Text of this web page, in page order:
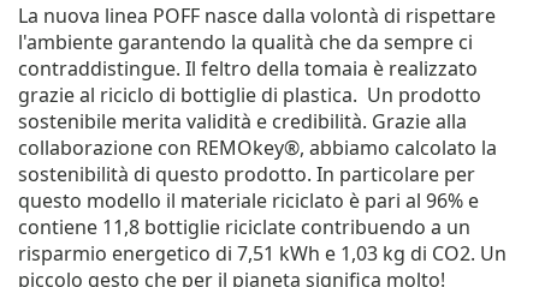
La nuova linea POFF nasce dalla volontà di rispettare
l'ambiente garantendo la qualità che da sempre ci
contraddistingue. Il feltro della tomaia è realizzato
grazie al riciclo di bottiglie di plastica. Un prodotto
sostenibile merita validità e credibilità. Grazie alla
collaborazione con REMOkey®, abbiamo calcolato la
sostenibilità di questo prodotto. In particolare per
questo modello il materiale riciclato è pari al 96% e
contiene 11,8 bottiglie riciclate contribuendo a un
risparmio energetico di 7,51 kWh e 1,03 kg di CO2. Un
piccolo gesto che per il pianeta significa molto!